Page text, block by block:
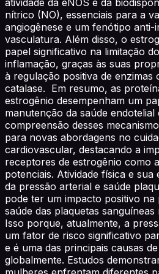
nítrico (NO), essenciais para a
angiogênese e um fenótipo anti-
vasculatura. Além disso, o
papel significativo na limitação
inflamação, graças às suas
à regulação positiva de enzimas
catalase. Em resumo, as
estrogênio desempenham um
manutenção da saúde
compreensão desses
para novas abordagens no
cardiovascular, destacando a
receptores de estrogênio como
potenciais. Atividade física e
da pressão arterial e saúde
pode ter um impacto positivo
saúde das plaquetas
Isso porque, atualmente, a
um fator de risco significativo
e é uma das principais causas
globalmente. Estudos